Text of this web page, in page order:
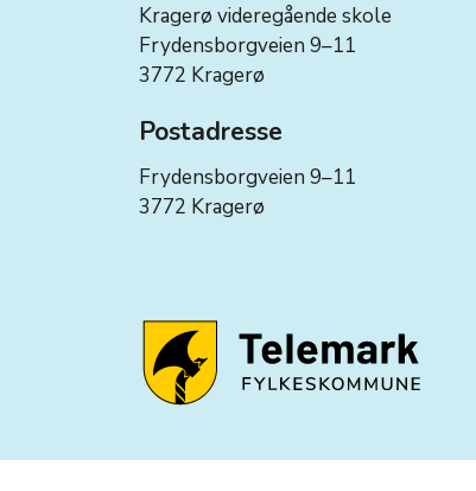
Kragerø videregående skole
Frydensborgveien 9–11
3772 Kragerø
Postadresse
Frydensborgveien 9–11
3772 Kragerø